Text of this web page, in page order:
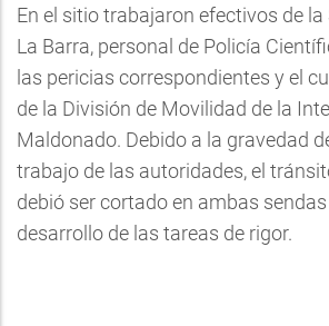
En el sitio trabajaron efectivos de
La Barra, personal de Policía
las pericias correspondientes y el
de la División de Movilidad de la
Maldonado. Debido a la gravedad
trabajo de las autoridades, el
debió ser cortado en ambas sendas
desarrollo de las tareas de rigor.